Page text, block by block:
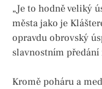
„Je to hodně veliký
města jako je
opravdu obrovský
slavnostním předání
Kromě poháru a